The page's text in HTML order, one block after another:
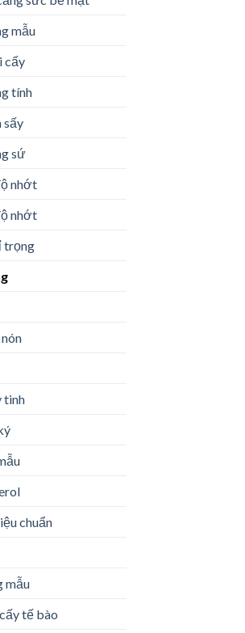
mẫu
cấy
tính
sấy
sứ
nhớt
nhớt
trọng
tinh
chuẩn
mẫu
tế bào